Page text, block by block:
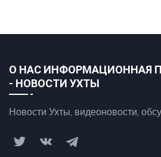
О НАС ИНФОРМАЦИОННАЯ
- НОВОСТИ УХТЫ
Новости Ухты, видеоновости,